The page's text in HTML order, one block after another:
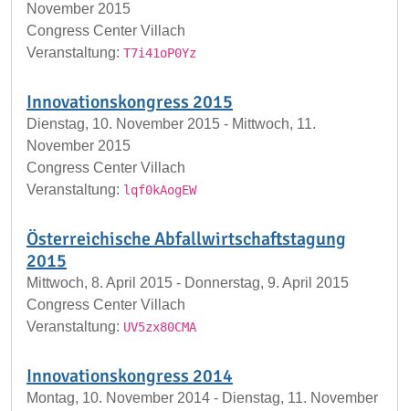
November 2015
Congress Center Villach
Veranstaltung: T7i41oP0Yz
Innovationskongress 2015
Dienstag, 10. November 2015 - Mittwoch, 11.
November 2015
Congress Center Villach
Veranstaltung: lqf0kAogEW
Österreichische Abfallwirtschaftstagung
2015
Mittwoch, 8. April 2015 - Donnerstag, 9. April 2015
Congress Center Villach
Veranstaltung: UV5zx80CMA
Innovationskongress 2014
Montag, 10. November 2014 - Dienstag, 11. November